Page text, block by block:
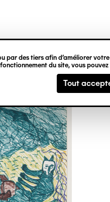
par des tiers afin d’améliorer
du site, vous
Tout